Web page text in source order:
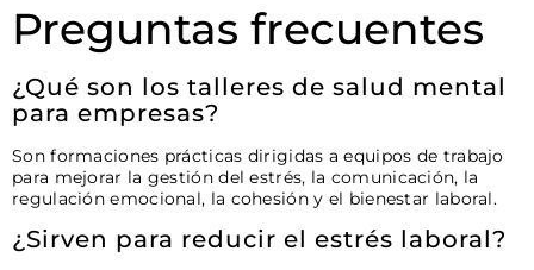
Preguntas frecuentes
¿Qué son los talleres de salud mental
para empresas?
Son formaciones prácticas dirigidas a equipos de trabajo
para mejorar la gestión del estrés, la comunicación, la
regulación emocional, la cohesión y el bienestar laboral.
¿Sirven para reducir el estrés laboral?